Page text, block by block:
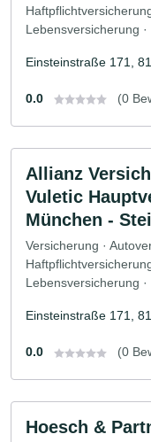
Lebensversicherung
Einsteinstraße 171,
0.0 (0
Allianz
Vuletic
München -
Versicherung ·
Lebensversicherung
Einsteinstraße 171,
0.0 (0
Hoesch &